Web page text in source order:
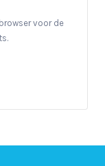
voor de